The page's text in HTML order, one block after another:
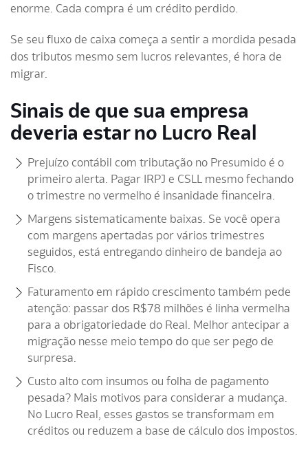
enorme. Cada compra é um crédito perdido.
Se seu fluxo de caixa começa a sentir a mordida pesada
dos tributos mesmo sem lucros relevantes, é hora de
migrar.
Sinais de que sua empresa
deveria estar no Lucro Real
Prejuízo contábil com tributação no Presumido é o
primeiro alerta. Pagar IRPJ e CSLL mesmo fechando
o trimestre no vermelho é insanidade financeira.
Margens sistematicamente baixas. Se você opera
com margens apertadas por vários trimestres
seguidos, está entregando dinheiro de bandeja ao
Fisco.
Faturamento em rápido crescimento também pede
atenção: passar dos R$78 milhões é linha vermelha
para a obrigatoriedade do Real. Melhor antecipar a
migração nesse meio tempo do que ser pego de
surpresa.
Custo alto com insumos ou folha de pagamento
pesada? Mais motivos para considerar a mudança.
No Lucro Real, esses gastos se transformam em
créditos ou reduzem a base de cálculo dos impostos.